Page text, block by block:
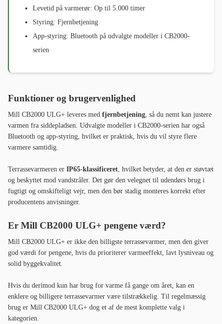
Levetid på varmerør: Op til 5.000 timer
Styring: Fjernbetjening
App-styring: Bluetooth på udvalgte modeller i CB2000-
serien
Funktioner og brugervenlighed
Mill CB2000 ULG+ leveres med fjernbetjening, så du nemt kan justere
varmen fra siddepladsen. Udvalgte modeller i CB2000-serien har også
Bluetooth og app-styring, hvilket er praktisk, hvis du vil styre flere
varmere samtidig.
Terrassevarmeren er IP65-klassificeret, hvilket betyder, at den er støvtæt
og beskyttet mod vandstråler. Det gør den velegnet til udendørs brug i
fugtigt og omskifteligt vejr, men den bør stadig monteres korrekt efter
producentens anvisninger.
Er Mill CB2000 ULG+ pengene værd?
Mill CB2000 ULG+ er ikke den billigste terrassevarmer, men den giver
god værdi for pengene, hvis du prioriterer varmeeffekt, lavt lysniveau og
solid byggekvalitet.
Hvis du derimod kun har brug for varme få gange om året, kan en
enklere og billigere terrassevarmer være tilstrækkelig. Til regelmæssig
brug er Mill CB2000 ULG+ dog et af de mest komplette valg i
kategorien.